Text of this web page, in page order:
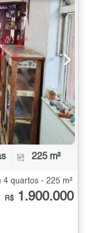
225 m²
4 quartos - 225 m²
R$ 1.900.000